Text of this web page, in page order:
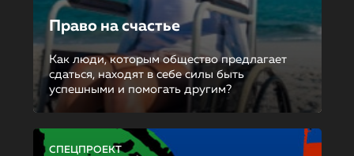
Право на счастье
Как люди, которым общество предлагает
сдаться, находят в себе силы быть
успешными и помогать другим?
СПЕЦПРОЕКТ